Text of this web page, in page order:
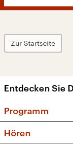
Zur Startseite
Entdecken Sie
Programm
Hören